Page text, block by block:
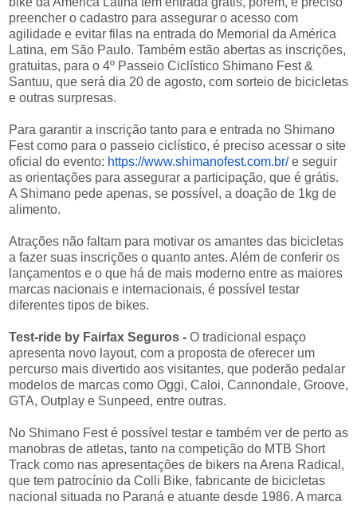
preencher o cadastro para assegurar o acesso com
agilidade e evitar filas na entrada do Memorial da América
Latina, em São Paulo. Também estão abertas as inscrições,
gratuitas, para o 4º Passeio Ciclístico Shimano Fest &
Santuu, que será dia 20 de agosto, com sorteio de bicicletas
e outras surpresas.
Para garantir a inscrição tanto para e entrada no Shimano
Fest como para o passeio ciclístico, é preciso acessar o site
oficial do evento: https://www.shimanofest.com.br/ e seguir
as orientações para assegurar a participação, que é grátis.
A Shimano pede apenas, se possível, a doação de 1kg de
alimento.
Atrações não faltam para motivar os amantes das bicicletas
a fazer suas inscrições o quanto antes. Além de conferir os
lançamentos e o que há de mais moderno entre as maiores
marcas nacionais e internacionais, é possível testar
diferentes tipos de bikes.
Test-ride by Fairfax Seguros - O tradicional espaço
apresenta novo layout, com a proposta de oferecer um
percurso mais divertido aos visitantes, que poderão pedalar
modelos de marcas como Oggi, Caloi, Cannondale, Groove,
GTA, Outplay e Sunpeed, entre outras.
No Shimano Fest é possível testar e também ver de perto as
manobras de atletas, tanto na competição do MTB Short
Track como nas apresentações de bikers na Arena Radical,
que tem patrocínio da Colli Bike, fabricante de bicicletas
nacional situada no Paraná e atuante desde 1986. A marca